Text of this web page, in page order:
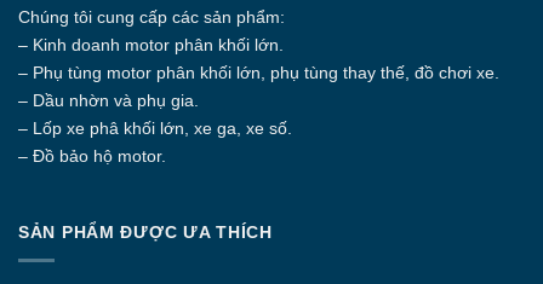
Chúng tôi cung cấp các sản phẩm:
– Kinh doanh motor phân khối lớn.
– Phụ tùng motor phân khối lớn, phụ tùng thay thế, đồ chơi xe.
– Dầu nhờn và phụ gia.
– Lốp xe phâ khối lớn, xe ga, xe số.
– Đồ bảo hộ motor.
SẢN PHẨM ĐƯỢC ƯA THÍCH